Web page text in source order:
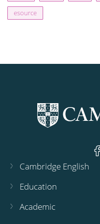
esource
Cambridge English
Education
Academic